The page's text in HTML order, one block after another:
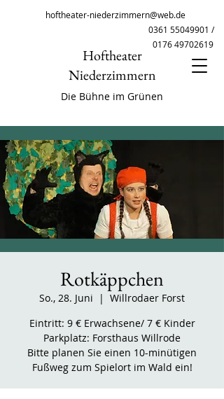
hoftheater-niederzimmern@web.de
Hoftheater
Niederzimmern
0361 55049901 /
0176 49702619
Die Bühne im Grünen
Rotkäppchen
So., 28. Juni
  |
Willrodaer Forst
Eintritt: 9 € Erwachsene/ 7 € Kinder
Parkplatz: Forsthaus Willrode
Bitte planen Sie einen 10-minütigen
Fußweg zum Spielort im Wald ein!